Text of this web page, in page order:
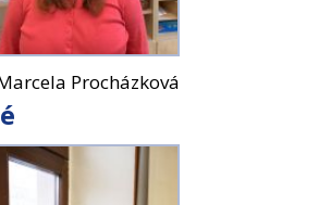
Procházková